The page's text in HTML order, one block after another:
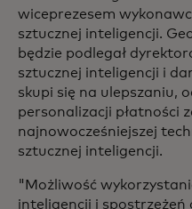
wiceprezesem
sztucznej inteligencji.
będzie podlegał
sztucznej inteligencji i
skupi się na ulepszaniu,
personalizacji płatności
najnowocześniejszej
sztucznej inteligencji.
"Możliwość
inteligencji i spostrzeżeń